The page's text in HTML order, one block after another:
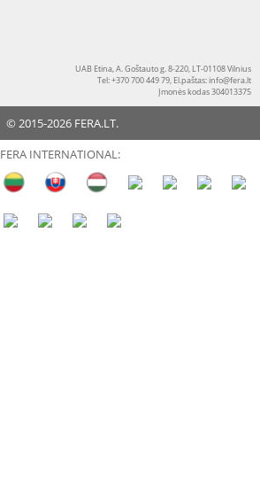
UAB Etina, A. Goštauto g. 8-220, LT-01108 Vilnius
Tel: +370 700 449 79, El.paštas:info@fera.lt
Įmonės kodas 304013375
© 2015-2026 FERA.LT.
FERA INTERNATIONAL: